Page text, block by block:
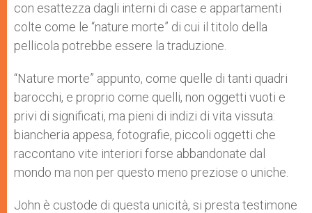
con esattezza dagli interni di case e appartamenti
colte come le “nature morte” di cui il titolo della
pellicola potrebbe essere la traduzione.
“Nature morte” appunto, come quelle di tanti quadri
barocchi, e proprio come quelli, non oggetti vuoti e
privi di significati, ma pieni di indizi di vita vissuta:
biancheria appesa, fotografie, piccoli oggetti che
raccontano vite interiori forse abbandonate dal
mondo ma non per questo meno preziose o uniche.
John è custode di questa unicità, si presta testimone